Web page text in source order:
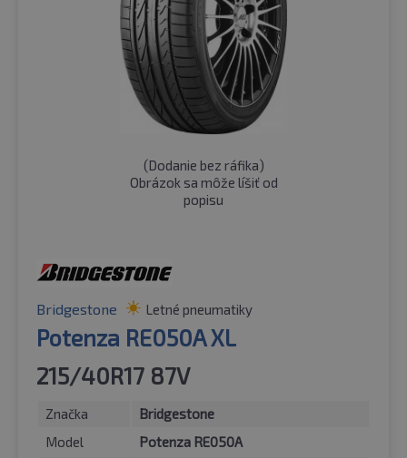
(Dodanie bez ráfika)
Obrázok sa môže líšiť od
popisu
Bridgestone Letné pneumatiky
Potenza RE050A XL
215/40R17 87V
Značka
Bridgestone
Model
Potenza RE050A